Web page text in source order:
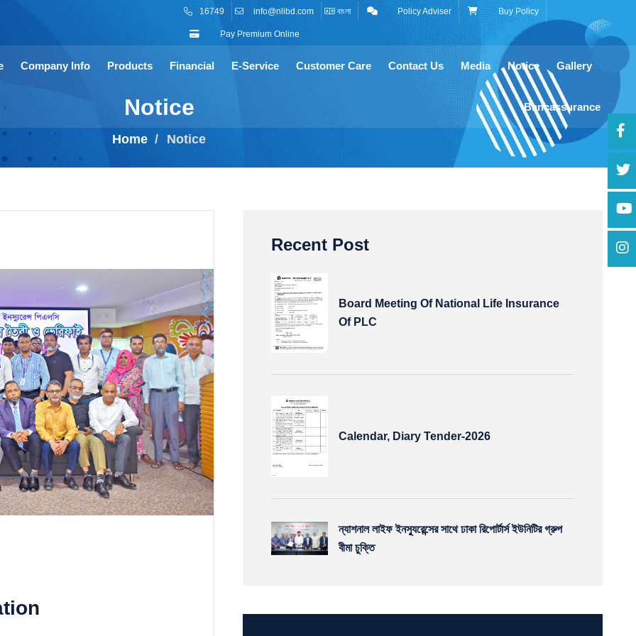
16749 info@nlibd.com বাংলা Policy Adviser Buy Policy
Pay Premium Online
Company Info Products Financial E-Service Customer Care Contact Us Media Notice Gallery
Bancassurance
Notice
Home Notice
Recent Post
Board Meeting Of National Life Insurance
Of PLC
Calendar, Diary Tender-2026
ন্যাশনাল লাইফ ইনস্যুরেন্সের সাথে ঢাকা রিপোর্টার্স ইউনিটির গ্রুপ
বীমা চুক্তি